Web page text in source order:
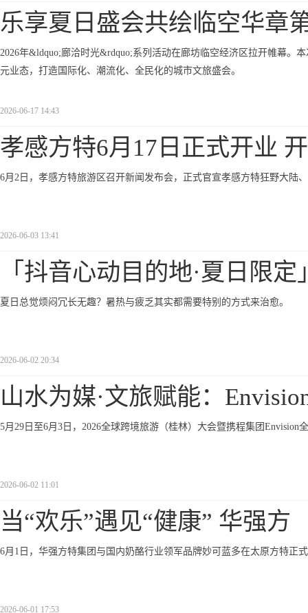
乐享夏日盛会共绘临空华章
2026年&ldquo;廊洽时光&rdquo;系列活动在廊坊临空经济区拉开帷幕。
元业态，打造国际化、潮流化、全民化的城市文旅盛会。
2026-06-17 14:43
孝感方特6月17日正式开业
6月2日，孝感方特旅游区召开新闻发布会，正式官宣孝感方特狂野大陆
2026-06-03 13:41
「抖音心动目的地·夏日限定
夏日总觉烦闷冗长无趣？暑热与疲乏其实都需要特别的方式来治愈。
2026-06-02 20:34
山水为媒·文旅赋能：
5月29日至6月3日，2026全球跨境旅游（桂林）大会暨携程集团Envision
2026-06-02 11:01
当“欢乐”遇见“健康” 华强方
6月1日，华强方特集团与国内奶酪行业领军品牌妙可蓝多在太原方特正
2026-06-01 17:53